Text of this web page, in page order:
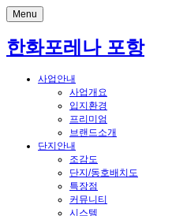
Menu
한화포레나 포항
사업안내
사업개요
입지환경
프리미엄
브랜드소개
단지안내
조감도
단지/동호배치도
특장점
커뮤니티
시스템